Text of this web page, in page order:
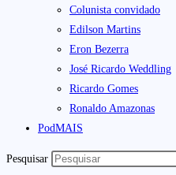
Colunista convidado
Edilson Martins
Eron Bezerra
José Ricardo Weddling
Ricardo Gomes
Ronaldo Amazonas
PodMAIS
Pesquisar